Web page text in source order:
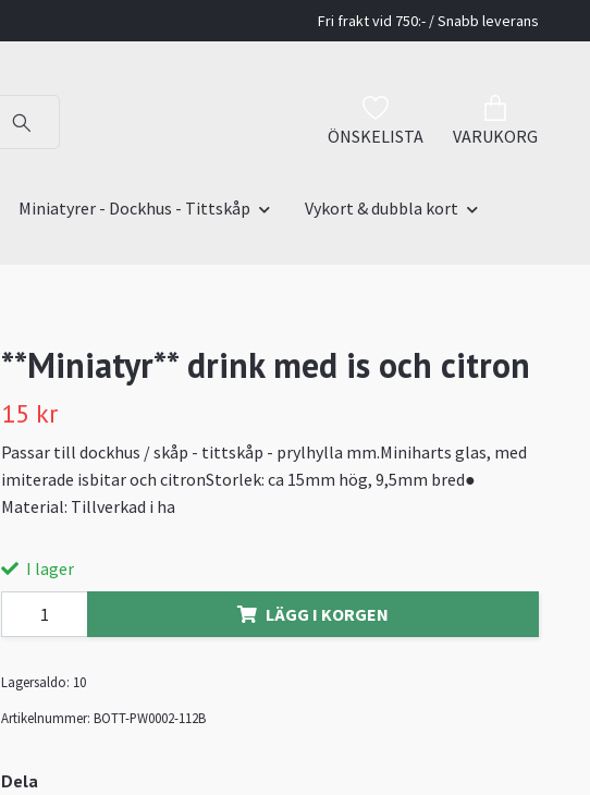
Fri frakt vid 750:- / Snabb leverans
ÖNSKELISTA VARUKORG
Miniatyrer - Dockhus - Tittskåp
Vykort & dubbla kort
**Miniatyr** drink med is och citron
15 kr
Passar till dockhus / skåp - tittskåp - prylhylla mm.Miniharts glas, med
imiterade isbitar och citronStorlek: ca 15mm hög, 9,5mm bred●
Material: Tillverkad i ha
I lager
LÄGG I KORGEN
Lagersaldo: 10
Artikelnummer: BOTT-PW0002-112B
Dela